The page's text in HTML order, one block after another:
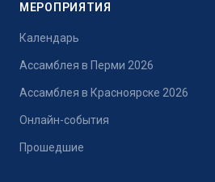
МЕРОПРИЯТИЯ
Календарь
Ассамблея в Перми 2026
Ассамблея в Красноярске 2026
Онлайн-события
Прошедшие